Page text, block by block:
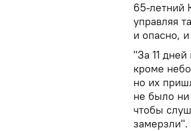
65-летний
управляя
и опасно,
"За 11
кроме
но их
не было ни
чтобы
замерзли".